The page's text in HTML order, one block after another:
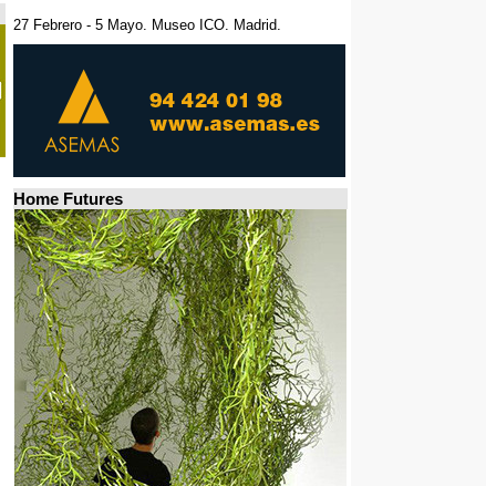
27 Febrero - 5 Mayo. Museo ICO. Madrid.
Home Futures